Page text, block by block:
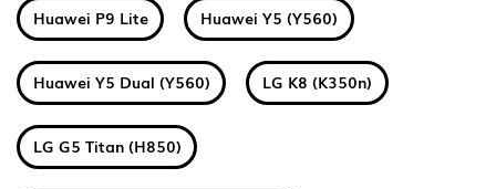
Huawei P9 Lite Huawei Y5 (Y560)
Huawei Y5 Dual (Y560) LG K8 (K350n)
LG G5 Titan (H850)